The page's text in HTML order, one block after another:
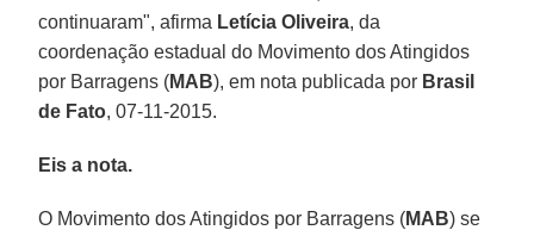
continuaram", afirma Letícia Oliveira, da
coordenação estadual do Movimento dos Atingidos
por Barragens (MAB), em nota publicada por Brasil
de Fato, 07-11-2015.
Eis a nota.
O Movimento dos Atingidos por Barragens (MAB) se